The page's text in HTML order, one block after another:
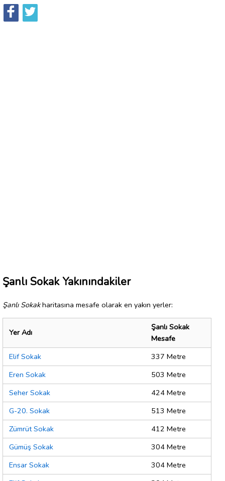
Şanlı Sokak Yakınındakiler
Şanlı Sokakharitasına mesafe olarak en yakın yerler:
Yer Adı
Şanlı Sokak
Mesafe
Elif Sokak
337 Metre
Eren Sokak
503 Metre
Seher Sokak
424 Metre
G-20. Sokak
513 Metre
Zümrüt Sokak
412 Metre
Gümüş Sokak
304 Metre
Ensar Sokak
304 Metre